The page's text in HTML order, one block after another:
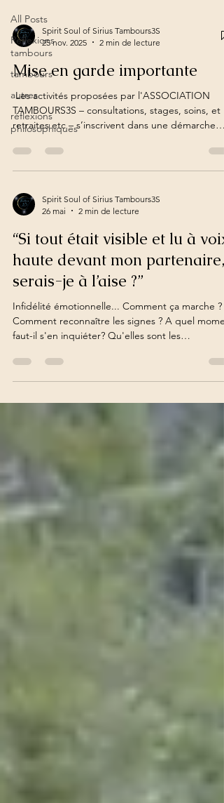
All Posts
Réflexions
tambours
tambours
autres
réflexions
philosophiques
Spirit Soul of Sirius Tambours3S
25 nov. 2025
2 min de lecture
Mise en garde importante
​ ​Les activités proposées par l'ASSOCIATION
TAMBOURS3S – consultations, stages, soins, et
retraites etc – s’inscrivent dans une démarche
participants à leur essence profonde et à leur
chemin de vie. Ces approches, issues de
d’expérience, vont au-delà du simple bien-être,
en offrant un cadre pour explorer la dimension
l’existence.
Spirit Soul of Sirius Tambours3S
26 mai
2 min de lecture
“Si tout était visible et lu à voix
haute devant mon partenaire,
serais-je à l’aise ?”
Infidélité émotionnelle... Comment ça marche ?
Comment reconnaître les signes ? A quel
faut-il s'en inquiéter? Qu'elles sont les
émotionnelle désigne une relation affective très
investie avec une autre personne que son ou sa
déplacement de l’intimité émotionnelle hors du
couple. La frontière n’est pas toujours claire,